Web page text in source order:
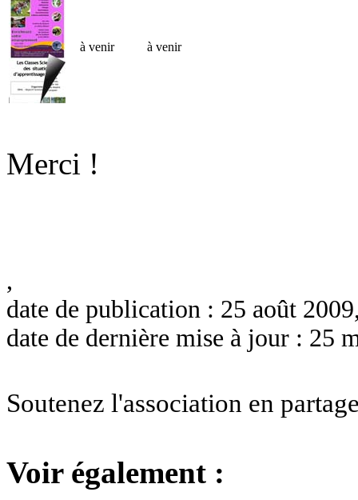
à venir à venir
Merci !
,
date de publication : 25 août
date de dernière mise à jour : 25
Soutenez l'association en
Voir également :